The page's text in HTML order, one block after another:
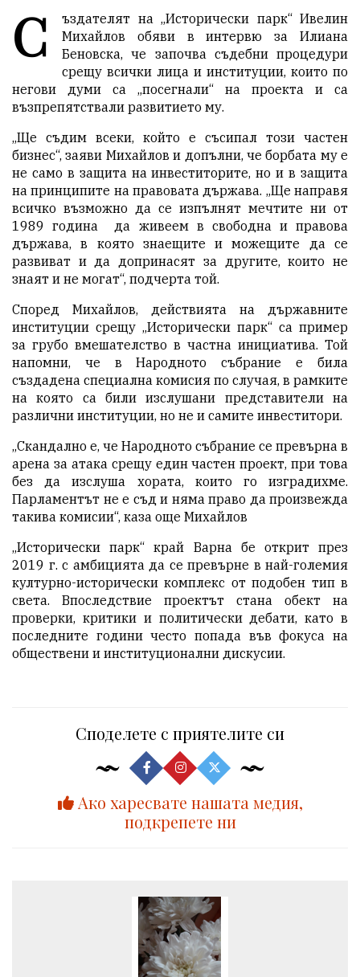
С
ъздателят на „Исторически парк“ Ивелин
Михайлов обяви в интервю за Илиана
Беновска, че започва съдебни процедури
срещу всички лица и институции, които по
негови думи са „посегнали“ на проекта и са
възпрепятствали развитието му.
„Ще съдим всеки, който е съсипал този частен
бизнес“, заяви Михайлов и допълни, че борбата му е
не само в защита на инвеститорите, но и в защита
на принципите на правовата държава. „Ще направя
всичко възможно да се изпълнят мечтите ни от
1989 година да живеем в свободна и правова
държава, в която знаещите и можещите да се
развиват и да допринасят за другите, които не
знаят и не могат“, подчерта той.
Според Михайлов, действията на държавните
институции срещу „Исторически парк“ са пример
за грубо вмешателство в частна инициатива. Той
напомни, че в Народното събрание е била
създадена специална комисия по случая, в рамките
на която са били изслушани представители на
различни институции, но не и самите инвеститори.
„Скандално е, че Народното събрание се превърна в
арена за атака срещу един частен проект, при това
без да изслуша хората, които го изградихме.
Парламентът не е съд и няма право да произвежда
такива комисии“, каза още Михайлов
„Исторически парк“ край Варна бе открит през
2019 г. с амбицията да се превърне в най-големия
културно-исторически комплекс от подобен тип в
света. Впоследствие проектът стана обект на
проверки, критики и политически дебати, като в
последните години често попада във фокуса на
обществени и институционални дискусии.
Споделете с приятелите си
Ако харесвате нашата медия,
подкрепете ни